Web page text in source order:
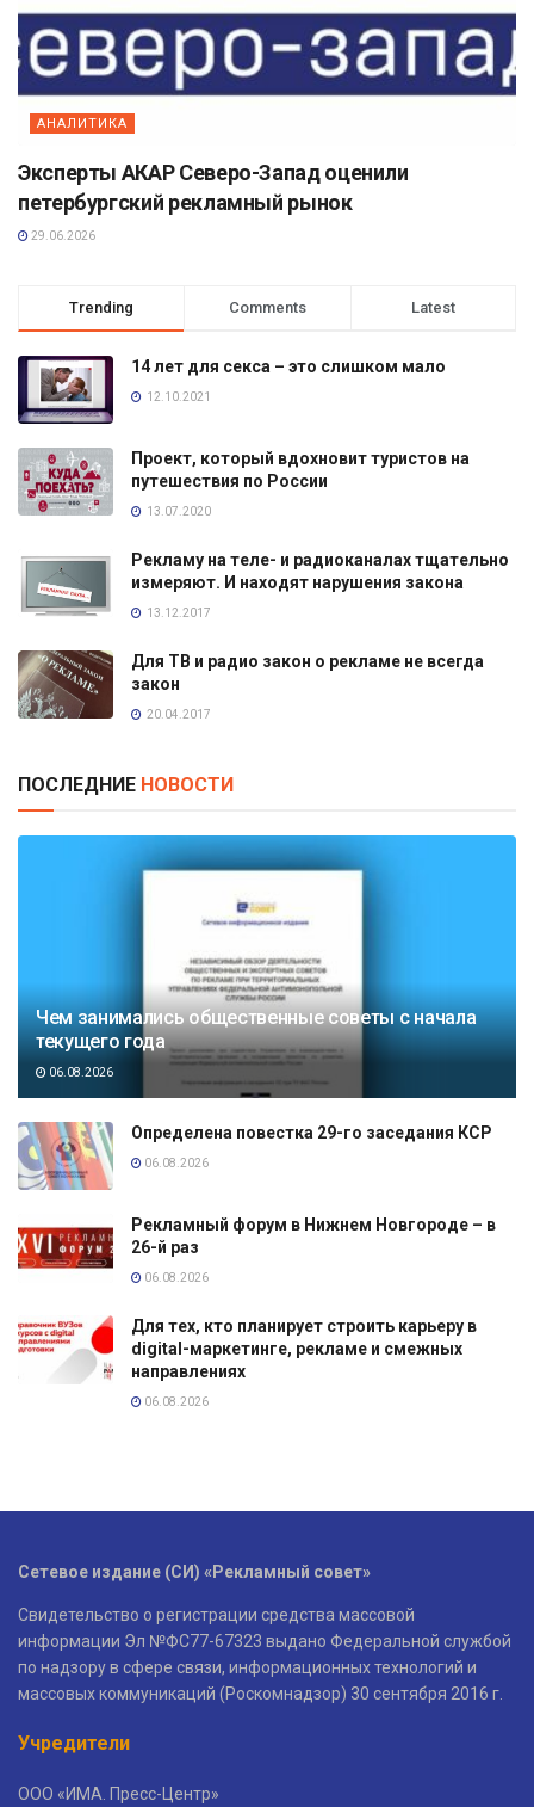
АНАЛИТИКА
Эксперты АКАР Северо-Запад оценили
петербургский рекламный рынок
29.06.2026
Trending Comments Latest
14 лет для секса – это слишком мало
12.10.2021
Проект, который вдохновит туристов на
путешествия по России
13.07.2020
Рекламу на теле- и радиоканалах тщательно
измеряют. И находят нарушения закона
13.12.2017
Для ТВ и радио закон о рекламе не всегда
закон
20.04.2017
ПОСЛЕДНИЕ НОВОСТИ
Чем занимались общественные советы с начала
текущего года
06.08.2026
Определена повестка 29-го заседания КСР
06.08.2026
Рекламный форум в Нижнем Новгороде – в
26-й раз
06.08.2026
Для тех, кто планирует строить карьеру в
digital-маркетинге, рекламе и смежных
направлениях
06.08.2026
Сетевое издание (СИ) «Рекламный совет»
Свидетельство о регистрации средства массовой
информации Эл №ФС77-67323 выдано Федеральной службой
по надзору в сфере связи, информационных технологий и
массовых коммуникаций (Роскомнадзор) 30 сентября 2016 г.
Учредители
ООО «ИМА. Пресс-Центр»